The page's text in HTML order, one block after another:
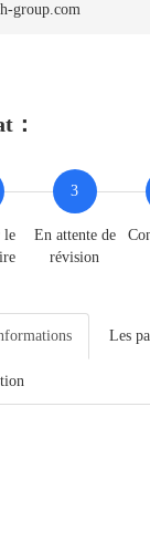
group.com
：
le
3
En attente de
révision
Les